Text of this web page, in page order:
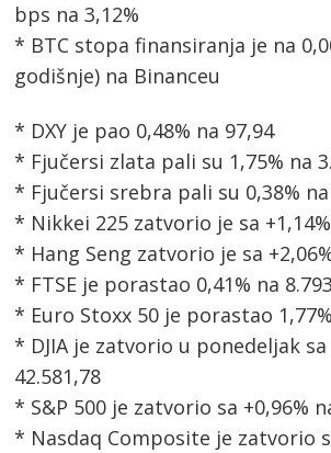
bps na 3,12%
* BTC stopa finansiranja je na
godišnje) na Binanceu
* DXY je pao 0,48% na 97,94
* Fjučersi zlata pali su 1,75% na
* Fjučersi srebra pali su 0,38%
* Nikkei 225 zatvorio je sa
* Hang Seng zatvorio je sa
* FTSE je porastao 0,41% na
* Euro Stoxx 50 je porastao
* DJIA je zatvorio u ponedeljak sa
42.581,78
* S&P 500 je zatvorio sa +0,96%
* Nasdaq Composite je zatvorio